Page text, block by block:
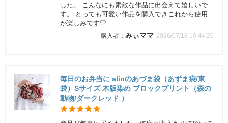
した。 こんなにも素敵な作品に出会えて嬉しいで
す。 とっても可愛い作品を購入できこれから使用
が楽しみです♡
みぃママ 2026/07/18 19:44:20
毎日のお弁当に alinのあづま袋（あずま袋/東
袋）Sサイズ 木版染め ブロックプリント（森の
動物/ダークレッド ）